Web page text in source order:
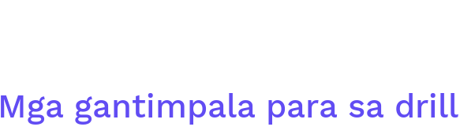
Mga gantimpala para sa